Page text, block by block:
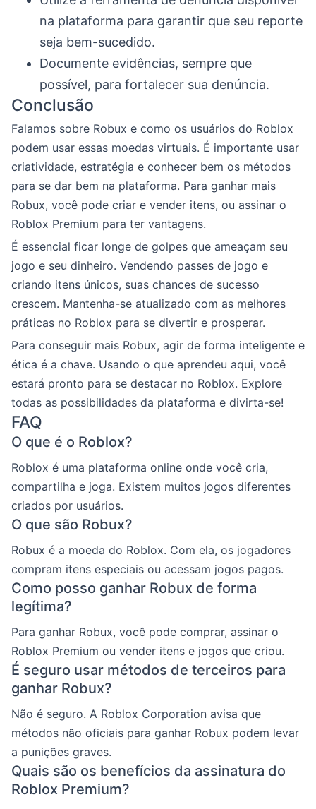
na plataforma para garantir que seu reporte
seja bem-sucedido.
Documente evidências, sempre que
possível, para fortalecer sua denúncia.
Conclusão
Falamos sobre Robux e como os usuários do Roblox
podem usar essas moedas virtuais. É importante usar
criatividade, estratégia e conhecer bem os métodos
para se dar bem na plataforma. Para ganhar mais
Robux, você pode criar e vender itens, ou assinar o
Roblox Premium para ter vantagens.
É essencial ficar longe de golpes que ameaçam seu
jogo e seu dinheiro. Vendendo passes de jogo e
criando itens únicos, suas chances de sucesso
crescem. Mantenha-se atualizado com as melhores
práticas no Roblox para se divertir e prosperar.
Para conseguir mais Robux, agir de forma inteligente e
ética é a chave. Usando o que aprendeu aqui, você
estará pronto para se destacar no Roblox. Explore
todas as possibilidades da plataforma e divirta-se!
FAQ
O que é o Roblox?
Roblox é uma plataforma online onde você cria,
compartilha e joga. Existem muitos jogos diferentes
criados por usuários.
O que são Robux?
Robux é a moeda do Roblox. Com ela, os jogadores
compram itens especiais ou acessam jogos pagos.
Como posso ganhar Robux de forma
legítima?
Para ganhar Robux, você pode comprar, assinar o
Roblox Premium ou vender itens e jogos que criou.
É seguro usar métodos de terceiros para
ganhar Robux?
Não é seguro. A Roblox Corporation avisa que
métodos não oficiais para ganhar Robux podem levar
a punições graves.
Quais são os benefícios da assinatura do
Roblox Premium?